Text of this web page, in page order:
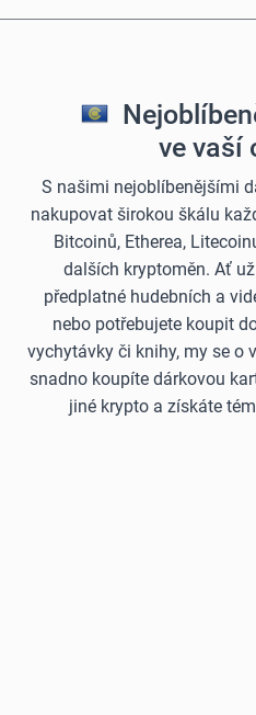
ve vaší
S našimi nejoblíbenějšími
nakupovat širokou škálu
Bitcoinů, Etherea,
dalších kryptoměn. Ať
předplatné hudebních a
nebo potřebujete koupit
vychytávky či knihy, my se o
snadno koupíte dárkovou
jiné krypto a získáte